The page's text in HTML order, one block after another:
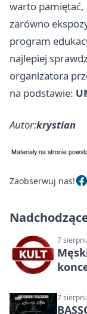
warto pamiętać,
zarówno
program
najlepiej
organizatora
na podstawie:
Autor:krystian
Zaobserwuj nas!
7
7